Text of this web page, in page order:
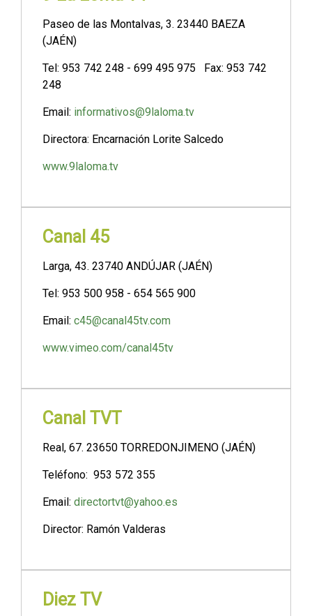
Paseo de las Montalvas, 3. 23440 BAEZA
(JAÉN)
Tel: 953 742 248 - 699 495 975 Fax: 953 742
248
Email: informativos@9laloma.tv
Directora: Encarnación Lorite Salcedo
www.9laloma.tv
Canal 45
Larga, 43. 23740 ANDÚJAR (JAÉN)
Tel: 953 500 958 - 654 565 900
Email: c45@canal45tv.com
www.vimeo.com/canal45tv
Canal TVT
Real, 67. 23650 TORREDONJIMENO (JAÉN)
Teléfono: 953 572 355
Email: directortvt@yahoo.es
Director: Ramón Valderas
Diez TV